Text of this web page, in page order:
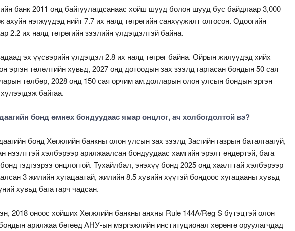
банк 2011 онд байгуулагдсанаас хойш шууд болон шууд бус байдлаар 3,000
ахуйн нэгжүүдэд нийт 7.7 их наяд төгрөгийн санхүүжилт олгосон. Одоогийн
2.2 их наяд төгрөгийн зээлийн үлдэгдэлтэй байна.
эх үүсвэрийн үлдэгдэл 2.8 их наяд төгрөг байна. Ойрын жилүүдэд хийх
эргэн төлөлтийн хувьд, 2027 онд дотоодын зах зээлд гаргасан бондын 50 сая
төлбөр, 2028 онд 150 сая орчим ам.долларын олон улсын бондын эргэн
байгаа.
бонд өмнөх бондуудаас ямар онцлог, ач холбогдолтой вэ?
бонд Хөгжлийн банкны олон улсын зах зээлд Засгийн газрын баталгаагүй,
нээлттэй хэлбэрээр арилжаалсан бондуудаас хамгийн эрэлт өндөртэй, бага
гэдгээрээ онцлогтой. Тухайлбал, энэхүү бонд 2025 онд хаалттай хэлбэрээр
3 жилийн хугацаатай, жилийн 8.5 хувийн хүүтэй бондоос хугацааны хувьд
хувьд бага гарч чадсан.
2018 оноос хойших Хөгжлийн банкны анхны Rule 144A/Reg S бүтэцтэй олон
арилжаа бөгөөд АНУ-ын мэргэжлийн институционал хөрөнгө оруулагчдад